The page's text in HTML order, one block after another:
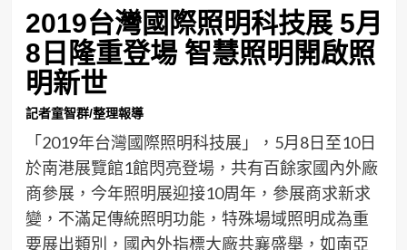
2019台灣國際照明科技展 5月
8日隆重登場 智慧照明開啟照
明新世
記者童智群/整理報導
「2019年台灣國際照明科技展」，5月8日至10日
於南港展覽館1館閃亮登場，共有百餘家國內外廠
商參展，今年照明展迎接10周年，參展商求新求
變，不滿足傳統照明功能，特殊場域照明成為重
要展出類別，國內外指標大廠共襄盛舉，如南亞